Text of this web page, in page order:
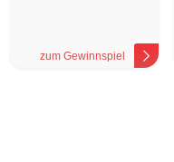
zum Gewinnspiel